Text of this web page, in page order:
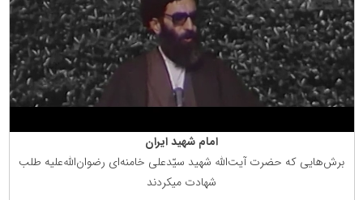
امام شهید ایران
برش‌هایی كه حضرت آیت‌الله شهید سیّدعلی خامنه‌ای رضوان‌الله‌علیه طلب
شهادت میكردند